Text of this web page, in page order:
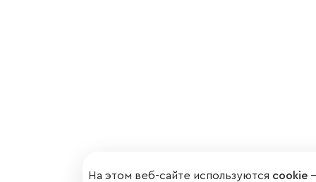
На этом веб-сайте используются cookie